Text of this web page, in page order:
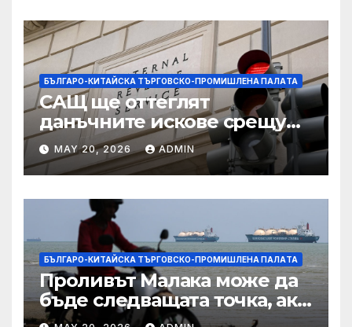
БЪЛГАРО-КИТАЙСКА ТЪРГОВСКО-ПРОМИШЛЕНА ПАЛAТА
САЩ ще оттеглят
данъчните искове срещу
Тръмп „завинаги“ в
сделката за съдебно дело с
IRS
MAY 20, 2026 ADMIN
БЪЛГАРО-КИТАЙСКА ТЪРГОВСКО-ПРОМИШЛЕНА ПАЛAТА
Проливът Малака може да
бъде следващата точка, ако
Азия не внимава